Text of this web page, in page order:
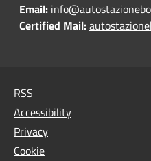
Email:
Certified Mail:
RSS
Accessibility
Privacy
Cookie